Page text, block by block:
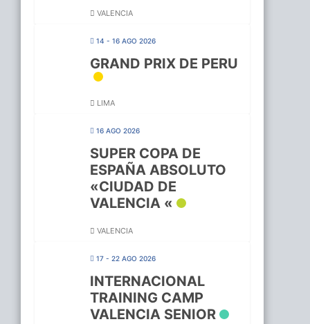
VALENCIA
14 - 16 AGO 2026
GRAND PRIX DE PERU
LIMA
16 AGO 2026
SUPER COPA DE
ESPAÑA ABSOLUTO
«CIUDAD DE
VALENCIA «
VALENCIA
17 - 22 AGO 2026
INTERNACIONAL
TRAINING CAMP
VALENCIA SENIOR